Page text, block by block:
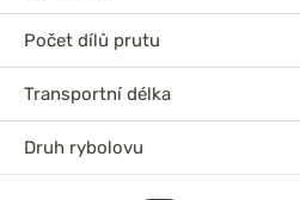
Počet dílů prutu
Transportní délka
Druh rybolovu